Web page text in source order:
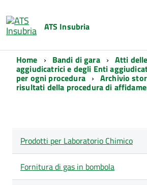
ATS Insubria
Home Bandi di gara Atti
aggiudicatrici e degli Enti
per ogni procedura Archivio
risultati della procedura di
degli
articoli
categoria
Forniture
Titolo Data
Prodotti per Laboratorio Chimico
Fornitura di gas in bombola